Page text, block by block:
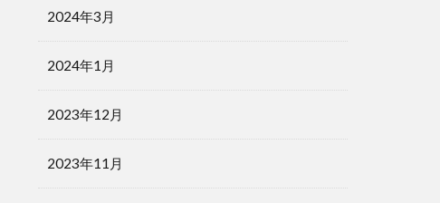
2024年3月
2024年1月
2023年12月
2023年11月